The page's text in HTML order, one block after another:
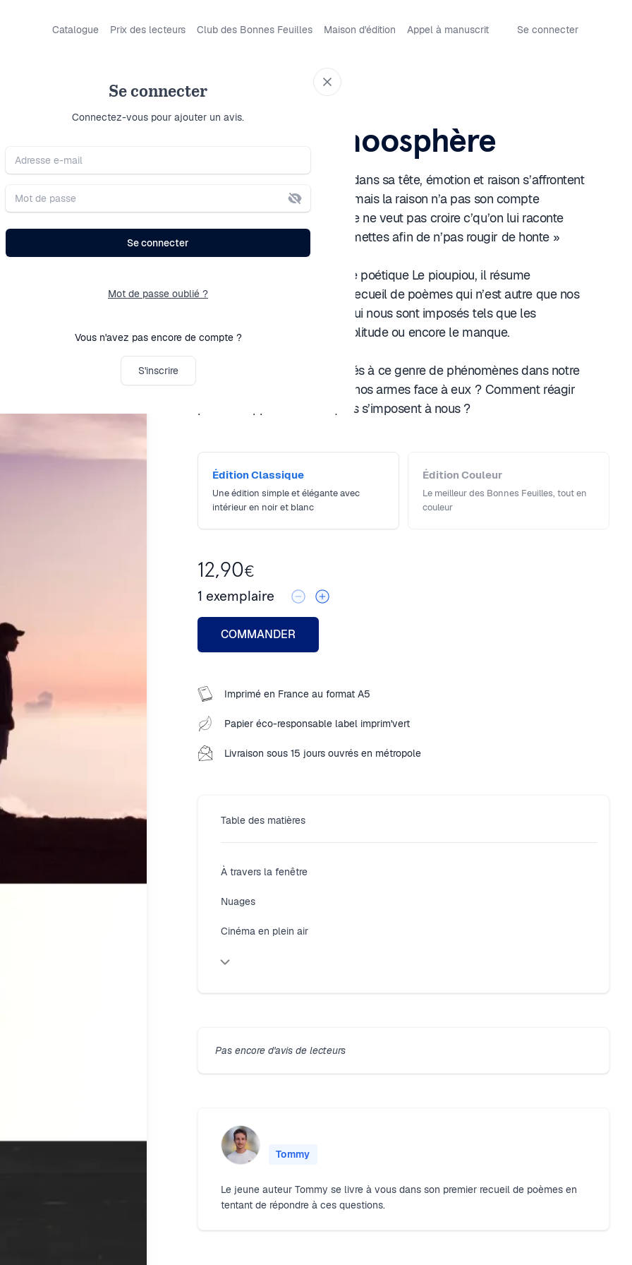
Catalogue Prix des lecteurs Club des Bonnes Feuilles Maison d'édition Appel à manuscrit Se connecter
Balade en noosphère
« Les choses se bousculent dans sa tête, émotion et raison s’affrontent
L’émotion tire à l’aveuglette mais la raison n’a pas son compte
La raison devient malhonnête ne veut pas croire c’qu’on lui raconte
Maquille l’émotion aux pommettes afin de n’pas rougir de honte »
Ce passage est issu du texte poétique Le pioupiou, il résume
brillamment la trame de ce recueil de poèmes qui n’est autre que nos
rapports aux phénomènes qui nous sont imposés tels que les
sentiments, les rêveries, la solitude ou encore le manque.
Nous sommes tous confrontés à ce genre de phénomènes dans notre
quotidien, mais quelles sont nos armes face à eux ? Comment réagir
pour les apprivoiser lorsqu’ils s’imposent à nous ?
Édition Classique
Une édition simple et élégante avec
intérieur en noir et blanc
Édition Couleur
Le meilleur des Bonnes Feuilles, tout en
couleur
12,90€
1 exemplaire
COMMANDER
Imprimé en France au format A5
Papier éco-responsable label imprim'vert
Livraison sous 15 jours ouvrés en métropole
Table des matières
À travers la fenêtre
Nuages
Cinéma en plein air
Pas encore d'avis de lecteurs
Tommy
Le jeune auteur Tommy se livre à vous dans son premier recueil de poèmes en
tentant de répondre à ces questions.
Se connecter
Connectez-vous pour ajouter un avis.
Se connecter
Mot de passe oublié ?
Vous n'avez pas encore de compte ?
S'inscrire